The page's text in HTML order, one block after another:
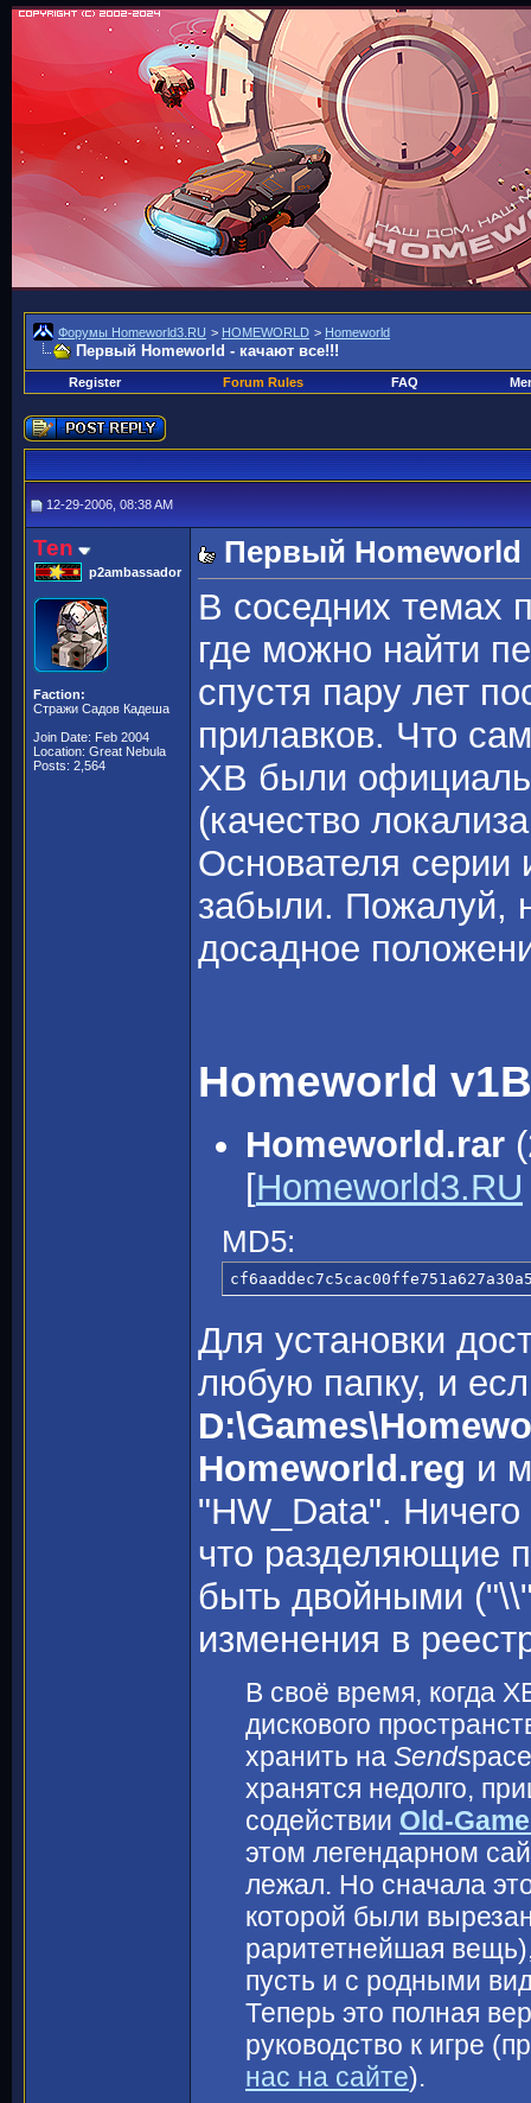
Форумы Homeworld3.RU > HOMEWORLD > Homeworld
Первый Homeworld - качают все!!!
Register Forum Rules FAQ
12-29-2006, 08:38 AM
Ten
p2ambassador
Faction:
Стражи Садов Кадеша
Join Date: Feb 2004
Location: Great Nebula
Posts: 2,564
Первый Homeworld
В соседних темах
где можно найти
спустя пару лет
прилавков. Что
ХВ были
(качество
Основателя серии
забыли. Пожалуй,
досадное
Homeworld
Homeworld.rar
[Homeworld3.RU
MD5:
Для установки
любую папку, и
Homeworld.reg и
"HW_Data".
что разделяющие
быть двойными
изменения в
В своё время, когда
дискового
хранить на Send
хранятся недолго,
содействии Old-
этом легендарном
лежал. Но сначала
которой были
раритетнейшая
пусть и с родными
Теперь это полная
руководство к игре
нас на сайте).